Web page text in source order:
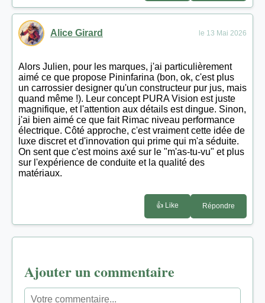
Alice Girard le 13 Mai 2026
Alors Julien, pour les marques, j'ai particulièrement
aimé ce que propose Pininfarina (bon, ok, c'est plus
un carrossier designer qu'un constructeur pur jus, mais
quand même !). Leur concept PURA Vision est juste
magnifique, et l'attention aux détails est dingue. Sinon,
j'ai bien aimé ce que fait Rimac niveau performance
électrique. Côté approche, c'est vraiment cette idée de
luxe discret et d'innovation qui prime qui m'a séduite.
On sent que c'est moins axé sur le "m'as-tu-vu" et plus
sur l'expérience de conduite et la qualité des
matériaux.
👍 Like Répondre
Ajouter un commentaire